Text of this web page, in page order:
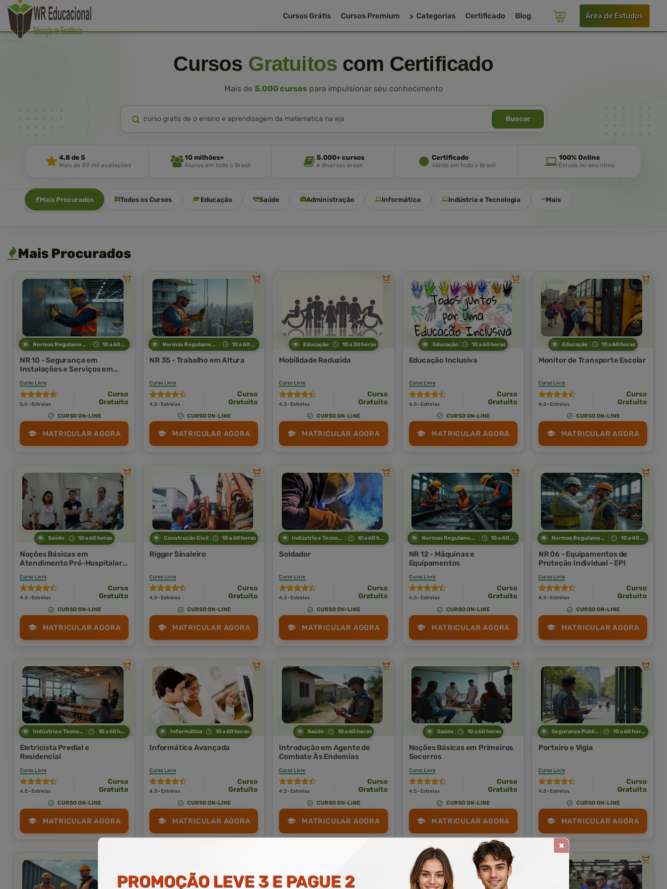
Cursos Grátis Cursos Premium Categorias Certificado Blog Área de Estudos
Cursos Gratuitos com Certificado
Mais de 5.000 cursos para impulsionar seu conhecimento
Buscar
4,8 de 5
Mais de 89 mil avaliações
10 milhões+
Alunos em todo o Brasil
5.000+ cursos
e diversas áreas
Certificado
Válido em todo o Brasil
100% Online
Estude no seu ritmo
Mais Procurados Todos os Cursos Educação Saúde Administração Informática Indústria e Tecnologia Mais
Mais Procurados
Normas Regulamentadoras 10 a 60 horas
NR 10 - Segurança em
Instalações e Serviços em
Curso Livre
5,0 · Estrelas
Curso
Gratuito
CURSO ON-LINE
MATRICULAR AGORA
Normas Regulamentadoras 10 a 60 horas
NR 35 - Trabalho em Altura
Curso Livre
4,5 · Estrelas
Curso
Gratuito
CURSO ON-LINE
MATRICULAR AGORA
Educação 10 a 30 horas
Mobilidade Reduzida
Curso Livre
4,5 · Estrelas
Curso
Gratuito
CURSO ON-LINE
MATRICULAR AGORA
Educação 10 a 60 horas
Educação Inclusiva
Curso Livre
4,5 · Estrelas
Curso
Gratuito
CURSO ON-LINE
MATRICULAR AGORA
Educação 10 a 60 horas
Monitor de Transporte Escolar
Curso Livre
4,5 · Estrelas
Curso
Gratuito
CURSO ON-LINE
MATRICULAR AGORA
Saúde 10 a 60 horas
Noções Básicas em
Atendimento Pré-Hospitalar
Vida (SBV)
Curso Livre
4,5 · Estrelas
Curso
Gratuito
CURSO ON-LINE
MATRICULAR AGORA
Construção Civil 10 a 60 horas
Rigger Sinaleiro
Curso Livre
4,5 · Estrelas
Curso
Gratuito
CURSO ON-LINE
MATRICULAR AGORA
Indústria e Tecnologia 10 a 60 horas
Soldador
Curso Livre
4,5 · Estrelas
Curso
Gratuito
CURSO ON-LINE
MATRICULAR AGORA
Normas Regulamentadoras 10 a 40 horas
NR 12 - Máquinas e
Equipamentos
Curso Livre
4,5 · Estrelas
Curso
Gratuito
CURSO ON-LINE
MATRICULAR AGORA
Normas Regulamentadoras 10 a 40 horas
NR 06 - Equipamentos de
Proteção Individual - EPI
Curso Livre
4,5 · Estrelas
Curso
Gratuito
CURSO ON-LINE
MATRICULAR AGORA
Indústria e Tecnologia 10 a 60 horas
Eletricista Predial e
Residencial
Curso Livre
4,5 · Estrelas
Curso
Gratuito
CURSO ON-LINE
MATRICULAR AGORA
Informática 10 a 60 horas
Informática Avançada
Curso Livre
4,5 · Estrelas
Curso
Gratuito
CURSO ON-LINE
MATRICULAR AGORA
Saúde 10 a 60 horas
Introdução em Agente de
Combate Às Endemias
Curso Livre
4,5 · Estrelas
Curso
Gratuito
CURSO ON-LINE
MATRICULAR AGORA
Saúde 10 a 60 horas
Noções Básicas em Primeiros
Socorros
Curso Livre
4,5 · Estrelas
Curso
Gratuito
CURSO ON-LINE
MATRICULAR AGORA
Segurança Pública 10 a 60 horas
Porteiro e Vigia
Curso Livre
4,5 · Estrelas
Curso
Gratuito
CURSO ON-LINE
MATRICULAR AGORA
PROMOÇÃOLEVE 3 E PAGUE 2